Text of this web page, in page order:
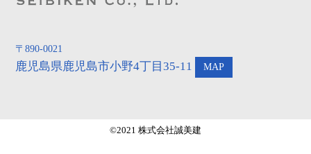
〒890-0021
鹿児島県鹿児島市小野4丁目35-11 MAP
©2021 株式会社誠美建